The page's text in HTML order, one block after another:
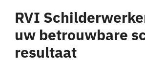
RVI
uw betrouwbare
resultaat